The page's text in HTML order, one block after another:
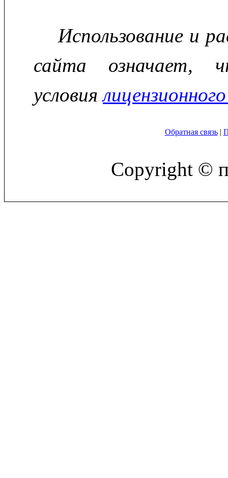
Использование и
сайта означает,
условия
Обратная связь|
Copyright ©